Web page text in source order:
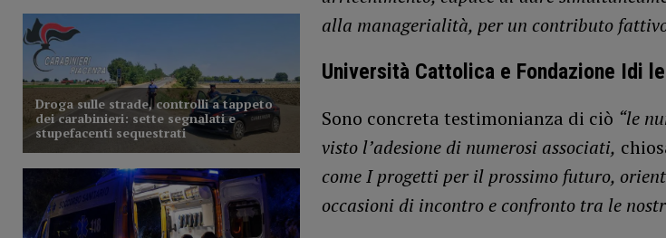
alla managerialità, per un contributo
Università Cattolica e Fondazione Idi
Sono concreta testimonianza di ciò “le
visto l’adesione di numerosi associati,
come I progetti per il prossimo futuro,
occasioni di incontro e confronto tra le